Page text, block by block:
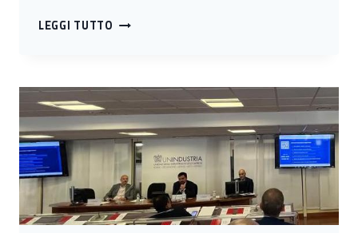
LEGGI TUTTO FARE
IL
FORUM
CYBER
4.0